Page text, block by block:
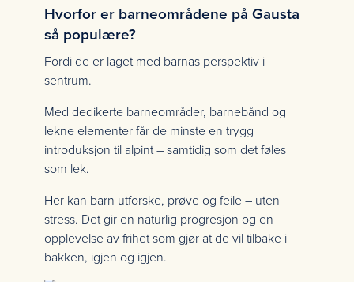
Hvorfor er barneområdene på Gausta
så populære?
Fordi de er laget med barnas perspektiv i
sentrum.
Med dedikerte barneområder, barnebånd og
lekne elementer får de minste en trygg
introduksjon til alpint – samtidig som det føles
som lek.
Her kan barn utforske, prøve og feile – uten
stress. Det gir en naturlig progresjon og en
opplevelse av frihet som gjør at de vil tilbake i
bakken, igjen og igjen.